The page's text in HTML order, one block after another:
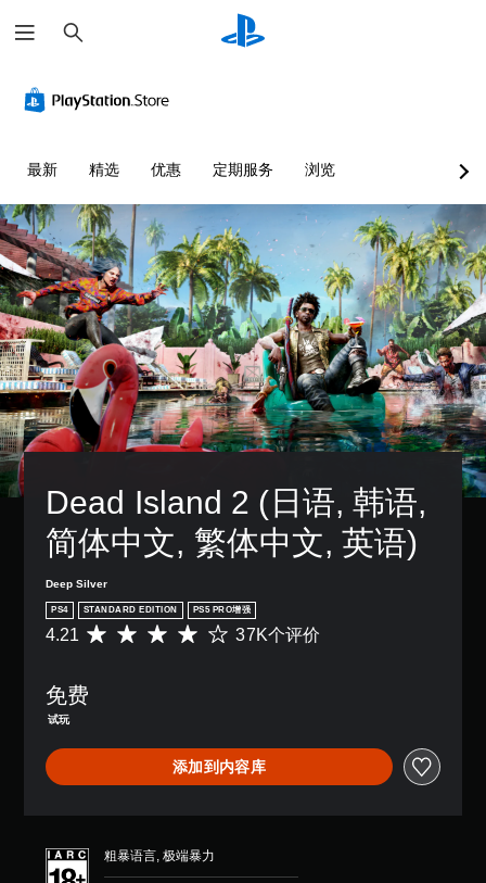
索
最新 精选 优惠 定期服务 浏览
Dead Island 2 (日语, 韩语,
简体中文, 繁体中文, 英语)
Deep Silver
PS4 STANDARD EDITION PS5 PRO增强
平
价
4
2
1
星
满
分
4.21 37K个评价
免费
试玩
添加到内容库
粗暴语言, 极端暴力